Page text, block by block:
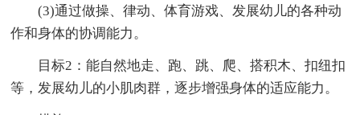
(3)通过做操、律动、体育游戏、发展幼儿的各种动
作和身体的协调能力。
目标2：能自然地走、跑、跳、爬、搭积木、扣纽扣
等，发展幼儿的小肌肉群，逐步增强身体的适应能力。